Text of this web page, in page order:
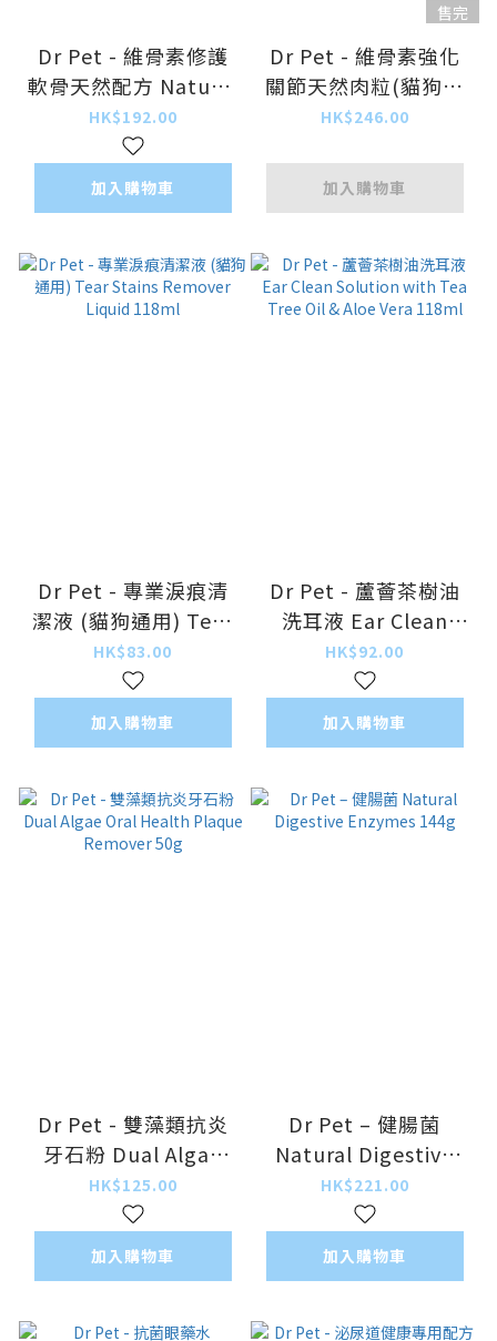
Dr Pet - 維骨素修護
軟骨天然配方 Natural
Cartilage (貓狗通用)
1g x 30包
HK$192.00
加入購物車
售完
Dr Pet - 維骨素強化
關節天然肉粒(貓狗通
用) Natural Hip &
Dogs and Cats 120粒
HK$246.00
加入購物車
Dr Pet - 專業淚痕清
潔液 (貓狗通用) Tear
Stains Remover
Liquid 118ml
HK$83.00
加入購物車
Dr Pet - 蘆薈茶樹油
洗耳液 Ear Clean
Solution with Tea
Tree Oil & Aloe Vera
118ml
HK$92.00
加入購物車
Dr Pet - 雙藻類抗炎
牙石粉 Dual Algae
Oral Health Plaque
Remover 50g
HK$125.00
加入購物車
Dr Pet – 健腸菌
Natural Digestive
Enzymes 144g
HK$221.00
加入購物車